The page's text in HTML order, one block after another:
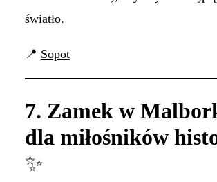
światło.
📍 Sopot
7. Zamek w
dla miłośników
✨